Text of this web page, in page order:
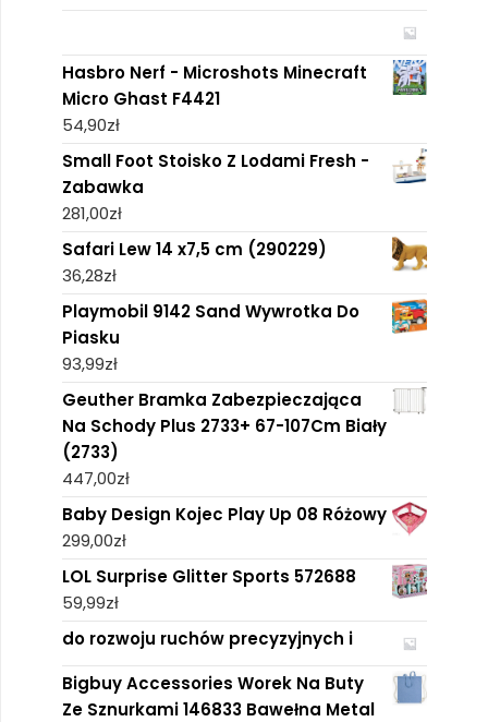
Hasbro Nerf - Microshots Minecraft
Micro Ghast F4421
54,90zł
Small Foot Stoisko Z Lodami Fresh -
Zabawka
281,00zł
Safari Lew 14 x7,5 cm (290229)
36,28zł
Playmobil 9142 Sand Wywrotka Do
Piasku
93,99zł
Geuther Bramka Zabezpieczająca
Na Schody Plus 2733+ 67-107Cm Biały
(2733)
447,00zł
Baby Design Kojec Play Up 08 Różowy
299,00zł
LOL Surprise Glitter Sports 572688
59,99zł
do rozwoju ruchów precyzyjnych i
Bigbuy Accessories Worek Na Buty
Ze Sznurkami 146833 Bawełna Metal